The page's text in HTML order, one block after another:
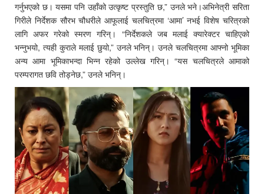
गर्नुभएको छ। यसमा पनि उहाँको उत्कृष्ट प्रस्तुति छ,” उनले भने।अभिनेत्री सरिता
गिरीले निर्देशक सौरभ चौधरीले आफूलाई चलचित्रमा ‘आमा’ नभई विशेष चरित्रको
लागि अफर गरेको स्मरण गरिन्। “निर्देशकले जब मलाई क्यारेक्टर चाहिएको
भन्नुभयो, त्यही कुराले मलाई छुयो,” उनले भनिन्। उनले चलचित्रमा आफ्नो भूमिका
अन्य आमा भूमिकाभन्दा भिन्न रहेको उल्लेख गरिन्। “यस चलचित्रले आमाको
परम्परागत छवि तोड्नेछ,” उनले भनिन्।